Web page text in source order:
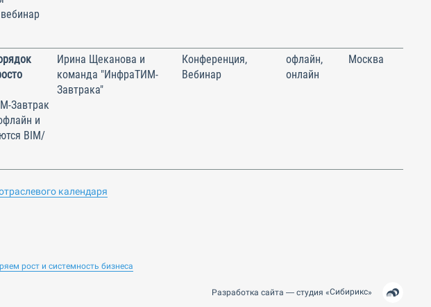
Завтрак
и
BIM/
Ирина Щеканова и
команда "ИнфраТИМ-
Завтрака"
Конференция,
Вебинар
офлайн,
онлайн
Москва
календаря
рост и системность бизнеса
Разработка сайта — студия «Сибирикс»